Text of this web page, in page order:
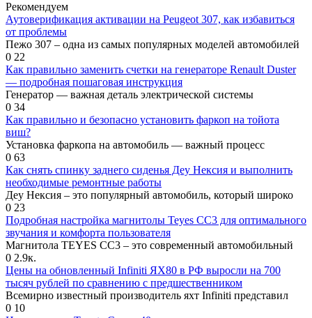
Рекомендуем
Аутоверификация активации на Peugeot 307, как избавиться
от проблемы
Пежо 307 – одна из самых популярных моделей автомобилей
0 22
Как правильно заменить счетки на генераторе Renault Duster
— подробная пошаговая инструкция
Генератор — важная деталь электрической системы
0 34
Как правильно и безопасно установить фаркоп на тойота
виш?
Установка фаркопа на автомобиль — важный процесс
0 63
Как снять спинку заднего сиденья Деу Нексия и выполнить
необходимые ремонтные работы
Деу Нексия – это популярный автомобиль, который широко
0 23
Подробная настройка магнитолы Teyes CC3 для оптимального
звучания и комфорта пользователя
Магнитола TEYES CC3 – это современный автомобильный
0 2.9к.
Цены на обновленный Infiniti ЯХ80 в РФ выросли на 700
тысяч рублей по сравнению с предшественником
Всемирно известный производитель яхт Infiniti представил
0 10